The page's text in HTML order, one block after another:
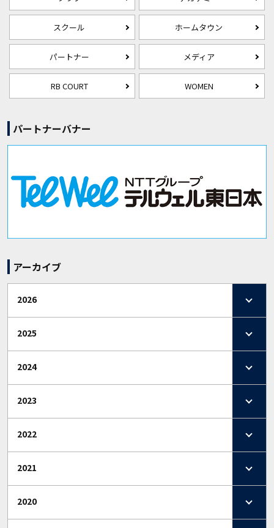
スクール ホームタウン
パートナー メディア
RB COURT WOMEN
パートナーバナー
アーカイブ
2026
2025
2024
2023
2022
2021
2020